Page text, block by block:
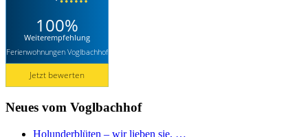
100%
Weiterempfehlung
Ferienwohnungen Voglbachhof
Jetzt bewerten
Neues vom Voglbachhof
Holunderblüten – wir lieben sie, …